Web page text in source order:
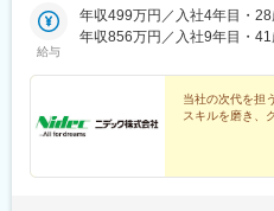
給与
年収499万円／入社4年目・28
年収856万円／入社9年目・41
当社の次代を担
スキルを磨き、